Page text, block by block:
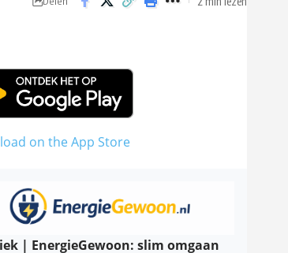
| EnergieGewoon: slim omgaan